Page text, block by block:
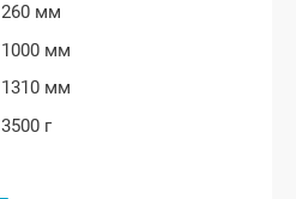
260 мм
1000 мм
1310 мм
3500 г